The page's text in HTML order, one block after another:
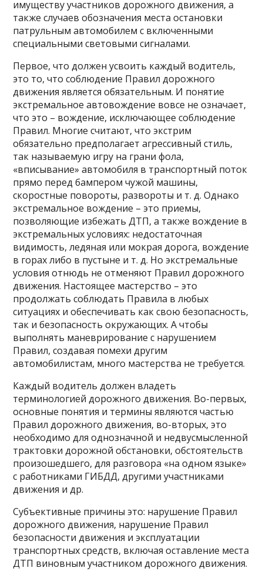
имуществу участников дорожного движения, а
также случаев обозначения места остановки
патрульным автомобилем с включенными
специальными световыми сигналами.
Первое, что должен усвоить каждый водитель,
это то, что соблюдение Правил дорожного
движения является обязательным. И понятие
экстремальное автовождение вовсе не означает,
что это – вождение, исключающее соблюдение
Правил. Многие считают, что экстрим
обязательно предполагает агрессивный стиль,
так называемую игру на грани фола,
«вписывание» автомобиля в транспортный поток
прямо перед бампером чужой машины,
скоростные повороты, развороты и т. д. Однако
экстремальное вождение – это приемы,
позволяющие избежать ДТП, а также вождение в
экстремальных условиях: недостаточная
видимость, ледяная или мокрая дорога, вождение
в горах либо в пустыне и т. д. Но экстремальные
условия отнюдь не отменяют Правил дорожного
движения. Настоящее мастерство – это
продолжать соблюдать Правила в любых
ситуациях и обеспечивать как свою безопасность,
так и безопасность окружающих. А чтобы
выполнять маневрирование с нарушением
Правил, создавая помехи другим
автомобилистам, много мастерства не требуется.
Каждый водитель должен владеть
терминологией дорожного движения. Во-первых,
основные понятия и термины являются частью
Правил дорожного движения, во-вторых, это
необходимо для однозначной и недвусмысленной
трактовки дорожной обстановки, обстоятельств
произошедшего, для разговора «на одном языке»
с работниками ГИБДД, другими участниками
движения и др.
Субъективные причины это: нарушение Правил
дорожного движения, нарушение Правил
безопасности движения и эксплуатации
транспортных средств, включая оставление места
ДТП виновным участником дорожного движения.